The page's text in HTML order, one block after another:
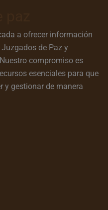
a ofrecer información
de Paz y
compromiso es
esenciales para que
y gestionar de manera